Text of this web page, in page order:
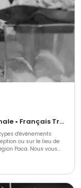
Barbecue et grillades • Cuisine régionale • Français Traditionnel
d'événements
ou sur le lieu de
Paca. Nous vous
de l'événementiel